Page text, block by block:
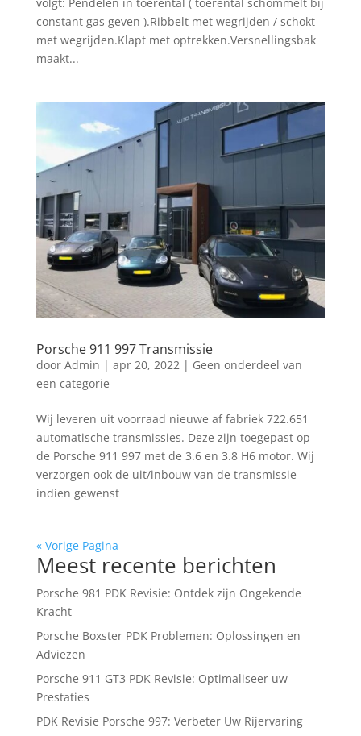
constant gas geven ).Ribbelt met wegrijden / schokt
met wegrijden.Klapt met optrekken.Versnellingsbak
maakt...
Porsche 911 997 Transmissie
door Admin | apr 20, 2022| Geen onderdeel van
een categorie
Wij leveren uit voorraad nieuwe af fabriek 722.651
automatische transmissies. Deze zijn toegepast op
de Porsche 911 997 met de 3.6 en 3.8 H6 motor. Wij
verzorgen ook de uit/inbouw van de transmissie
indien gewenst
« Vorige Pagina
Meest recente berichten
Porsche 981 PDK Revisie: Ontdek zijn Ongekende
Kracht
Porsche Boxster PDK Problemen: Oplossingen en
Adviezen
Porsche 911 GT3 PDK Revisie: Optimaliseer uw
Prestaties
PDK Revisie Porsche 997: Verbeter Uw Rijervaring